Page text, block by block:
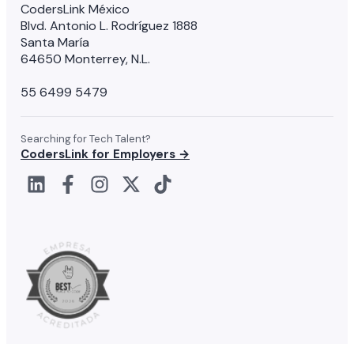
CodersLink México
Blvd. Antonio L. Rodríguez 1888
Santa María
64650 Monterrey, N.L.
55 6499 5479
Searching for Tech Talent?
CodersLink for Employers →